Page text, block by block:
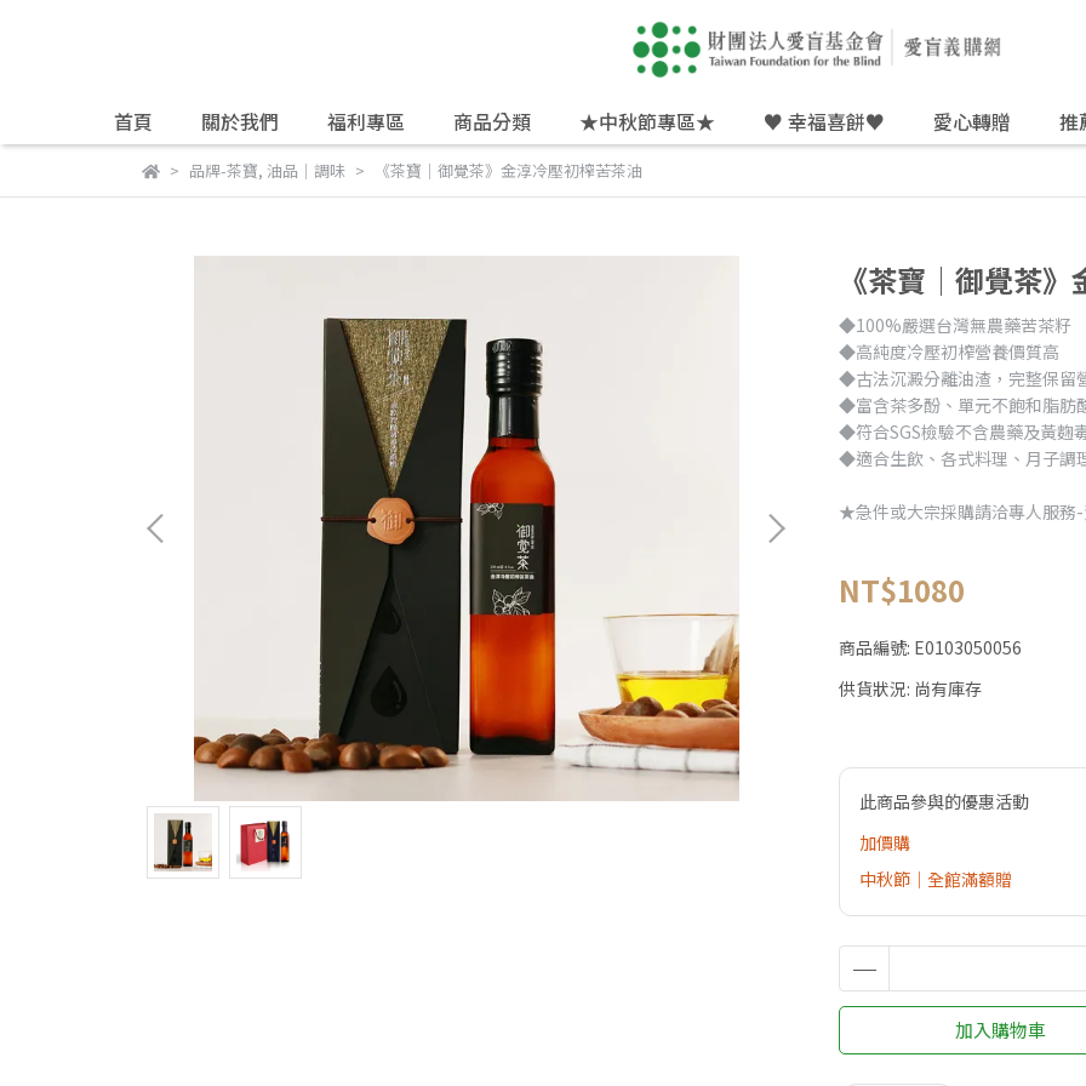
首頁 關於我們 福利專區 商品分類 ★中秋節專區★ ♥ 幸福喜餅♥ 愛心轉贈 推
品牌-茶寶, 油品｜調味 《茶寶│御覺茶》金淳冷壓初榨苦茶油
《茶寶│御覺茶》
◆100%嚴選台灣無農藥苦茶籽
◆高純度冷壓初榨營養價質高
◆古法沉澱分離油渣，完整保留
◆富含茶多酚、單元不飽和脂肪
◆符合SGS檢驗不含農藥及黃麴
◆適合生飲、各式料理、月子調
★急件或大宗採購請洽專人服
NT$1080
商品編號: E0103050056
供貨狀況: 尚有庫存
此商品參與的優惠活動
加價購
中秋節｜全館滿額贈
加入購物車